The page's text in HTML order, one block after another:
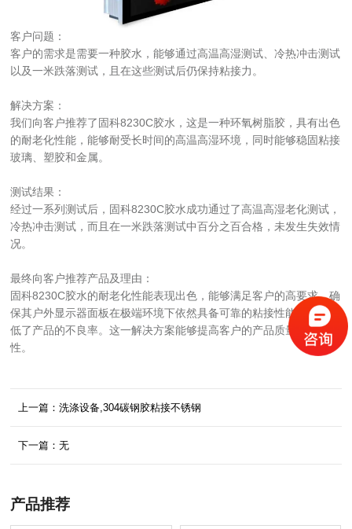
客户问题：
客户的需求是需要一种胶水，能够通过高温高湿测试、冷热冲击测试
以及一米跌落测试，且在这些测试后仍保持粘接力。
解决方案：
我们向客户推荐了固科8230C胶水，这是一种环氧树脂胶，具有出色
的耐老化性能，能够耐受长时间的高温高湿环境，同时能够稳固粘接
玻璃、塑胶和金属。
测试结果：
经过一系列测试后，固科8230C胶水成功通过了高温高湿老化测试，
冷热冲击测试，而且在一米跌落测试中百分之百合格，未发生失效情
况。
最终向客户推荐产品及理由：
固科8230C胶水的耐老化性能表现出色，能够满足客户的高要求，确
保其户外显示器面板在极端环境下依然具备可靠的粘接性能，同时降
低了产品的不良率。这一解决方案能够提高客户的产品质量和可靠
性。
上一篇：洗涤设备,304碳钢胶粘接不锈钢
下一篇：无
产品推荐